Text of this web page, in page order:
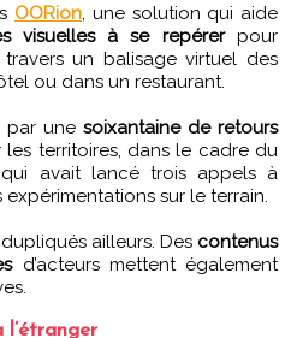
OORion , une solution qui aide
visuelles à se repérerpour
un balisage virtuel des
ou dans un restaurant.
par une soixantaine de retours
territoires, dans le cadre du
qui avait lancé trois appels à
sur le terrain.
ailleurs. Des contenus
d’acteurs mettent également
l’étranger